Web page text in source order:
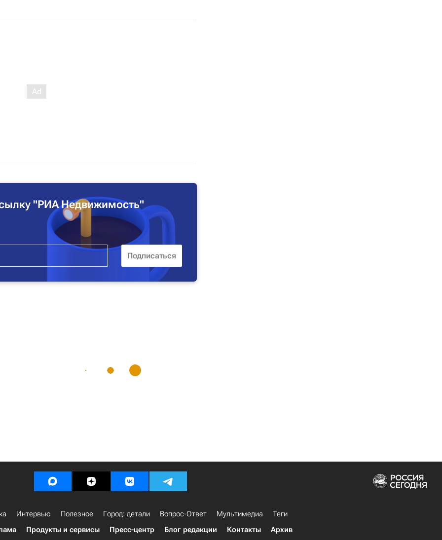
"РИА Недвижимость"
Интервью Полезное Город: детали Вопрос-Ответ Мультимедиа
Теги
Продукты и сервисы Пресс-центр Блог редакции Контакты Архив